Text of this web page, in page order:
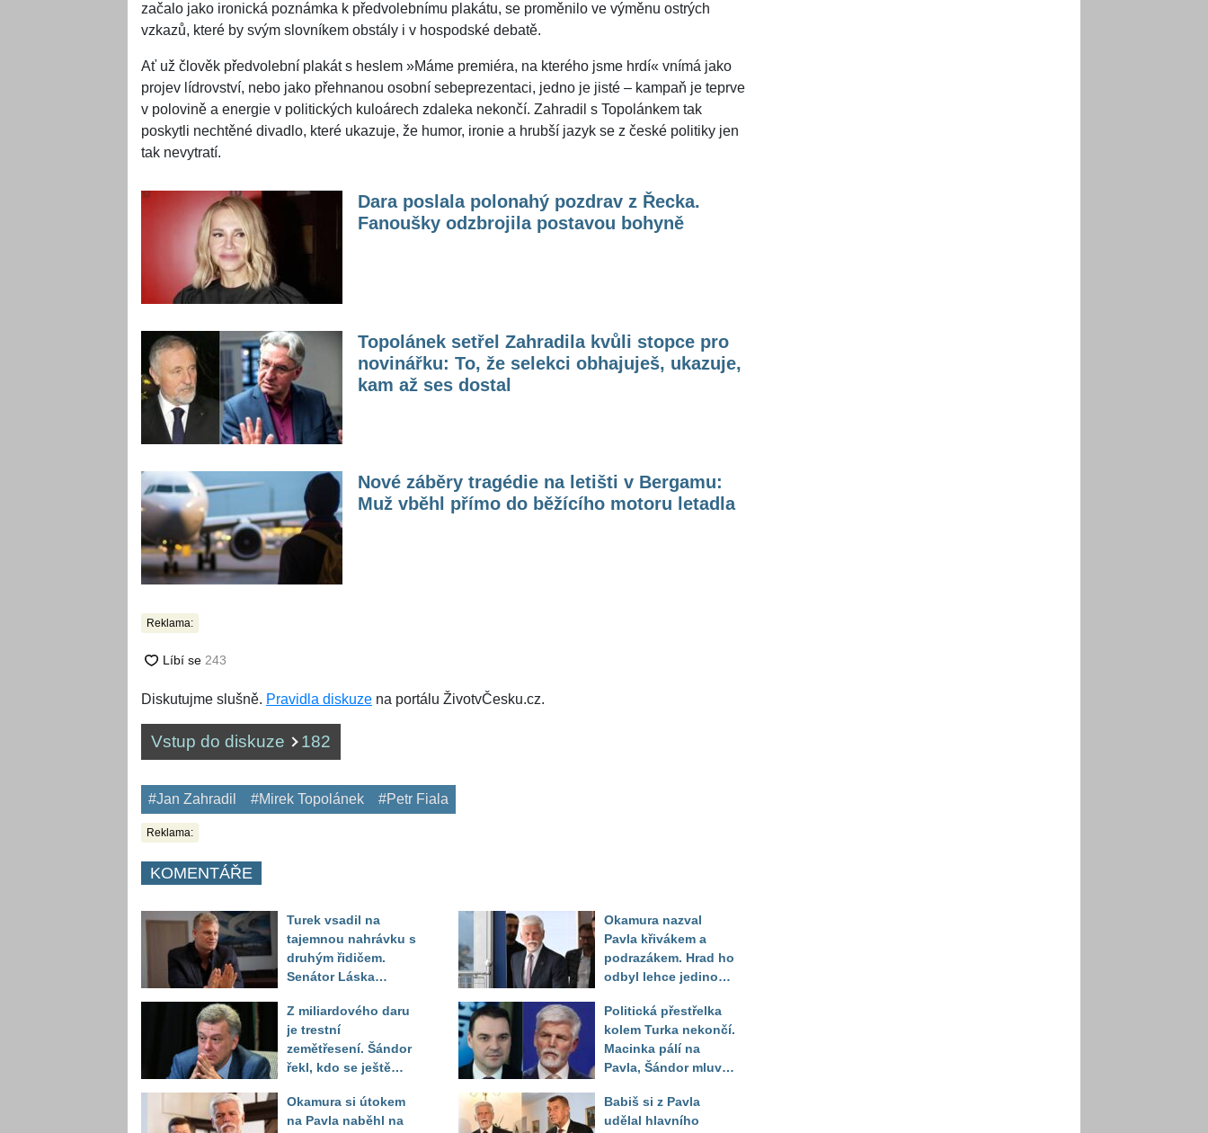
začalo jako ironická poznámka k předvolebnímu plakátu, se proměnilo ve výměnu ostrých
vzkazů, které by svým slovníkem obstály i v hospodské debatě.
Ať už člověk předvolební plakát s heslem »Máme premiéra, na kterého jsme hrdí« vnímá jako
projev lídrovství, nebo jako přehnanou osobní sebeprezentaci, jedno je jisté –⁠⁠⁠⁠⁠⁠ kampaň je teprve
v polovině a energie v politických kuloárech zdaleka nekončí. Zahradil s Topolánkem tak
poskytli nechtěné divadlo, které ukazuje, že humor, ironie a hrubší jazyk se z české politiky jen
tak nevytratí.
Dara poslala polonahý pozdrav z Řecka.
Fanoušky odzbrojila postavou bohyně
Topolánek setřel Zahradila kvůli stopce pro
novinářku: To, že selekci obhajuješ, ukazuje,
kam až ses dostal
Nové záběry tragédie na letišti v Bergamu:
Muž vběhl přímo do běžícího motoru letadla
Reklama:
Diskutujme slušně. Pravidla diskuze na portálu ŽivotvČesku.cz.
Vstup do diskuze 182
#Jan Zahradil #Mirek Topolánek #Petr Fiala
Reklama:
KOMENTÁŘE
Turek vsadil na
tajemnou nahrávku s
druhým řidičem.
Senátor Láska
může celý příběh
otočit
Z miliardového daru
je trestní
zemětřesení. Šándor
řekl, kdo se ještě
Okamura si útokem
na Pavla naběhl na
Okamura nazval
Pavla křivákem a
podrazákem. Hrad ho
odbyl lehce jedinou
vysvětlil proč
Politická přestřelka
kolem Turka nekončí.
Macinka pálí na
Pavla, Šándor mluví
poplatníkovi
Babiš si z Pavla
udělal hlavního